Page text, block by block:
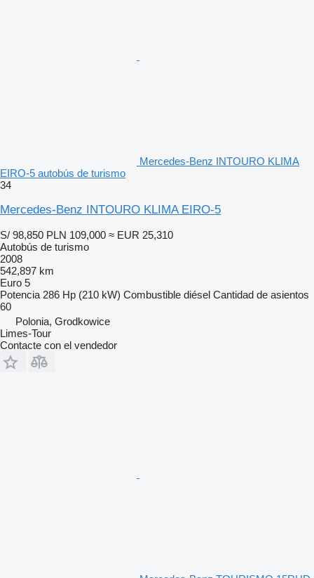
Mercedes-Benz INTOURO KLIMA
EIRO-5 autobús de turismo
34
Mercedes-Benz INTOURO KLIMA EIRO-5
S/ 98,850 PLN 109,000 ≈ EUR 25,310
Autobús de turismo
2008
542,897 km
Euro 5
Potencia 286 Hp (210 kW) Combustible diésel Cantidad de asientos
60
Polonia, Grodkowice
Limes-Tour
Contacte con el vendedor